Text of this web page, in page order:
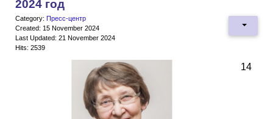
2024 год
Category: Пресс-центр
Created: 15 November 2024
Last Updated: 21 November 2024
Hits: 2539
14